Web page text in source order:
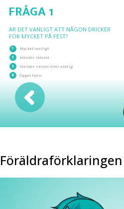
ÄR DET VANLIGT ATT NÅGON DRICKER
FÖR MYCKET PÅ FEST?
Mycket vanligt
FRÅGA 1
3
1
2
4
Händer ibland
Händer sällan eller aldrig
Öppet hörn
Föräldraförklaringen